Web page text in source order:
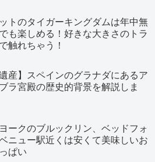
トのタイガーキングダムは年中無
も楽しめる！好きな大きさのトラ
触れちゃう！
遺産】スペインのグラナダにあるア
ラ宮殿の歴史的背景を解説しま
ークのブルックリン、ベッドフォ
ニュー駅近くは安くて美味しいお
ぱい